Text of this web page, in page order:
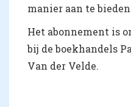
manier aan te
Het abonnement is
bij de boekhandels
Van der Velde.